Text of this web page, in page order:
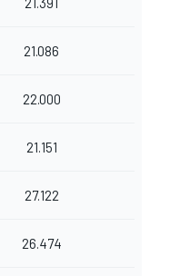
21.086
22.000
21.151
27.122
26.474